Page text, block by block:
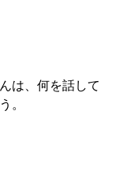
は、何を話して
。